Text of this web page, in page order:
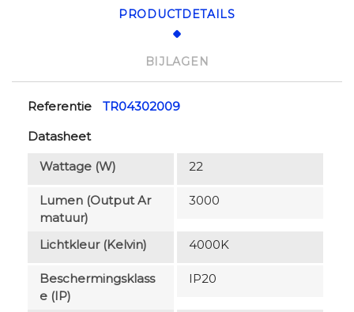
PRODUCTDETAILS
BIJLAGEN
Referentie
TR04302009
Datasheet
Wattage (W)
22
Lumen (output Ar
Matuur)
3000
Lichtkleur (Kelvin) 4000K
Beschermingsklass
E (IP)
IP20